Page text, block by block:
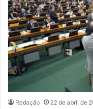
Redação 22 de abril de